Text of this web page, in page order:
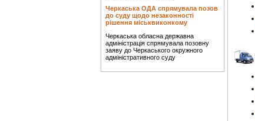
Черкаська ОДА спрямувала позов
до суду щодо незаконності
рішення міськвиконкому
Черкаська обласна державна
адміністрація спрямувала позовну
заяву до Черкаського окружного
адміністративного суду